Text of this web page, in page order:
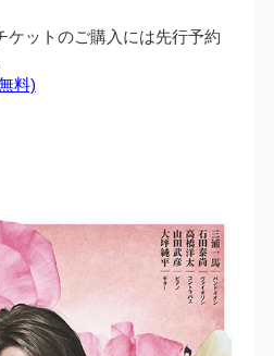
ットのご購入には先行予約
料)